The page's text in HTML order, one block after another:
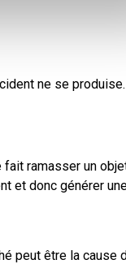
ne se
ramasser un
et donc générer
peut être la cause